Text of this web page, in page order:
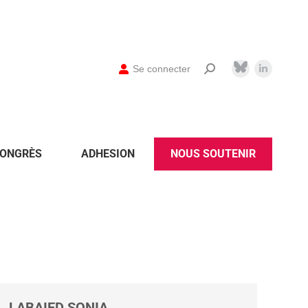
Se connecter
ADHESION NOUS SOUTENIR